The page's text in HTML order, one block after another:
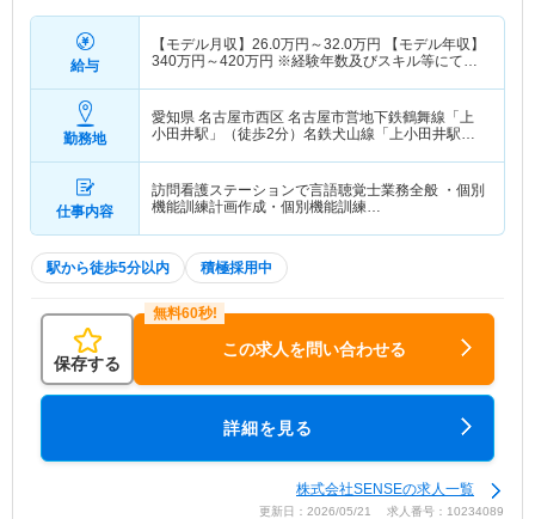
給与
【モデル月収】 26.0万円～32.0万円
【モデル年収】
340万円～420万円 ※経験年数及びスキル等にてベ
勤務地
愛知県 名古屋市西区 名古屋市営地下鉄鶴舞線「上
小田井駅」（徒歩2分）名鉄犬山線「上小田井駅」
仕事内容
訪問看護ステーションで言語聴覚士業務全般 ・個別
機能訓練計画作成・個別機能訓練…
駅から徒歩5分以内 積極採用中
保存する
この求人を問い合わせる
詳細を見る
株式会社SENSEの求人一覧
更新日：2026/05/21 求人番号：10234089